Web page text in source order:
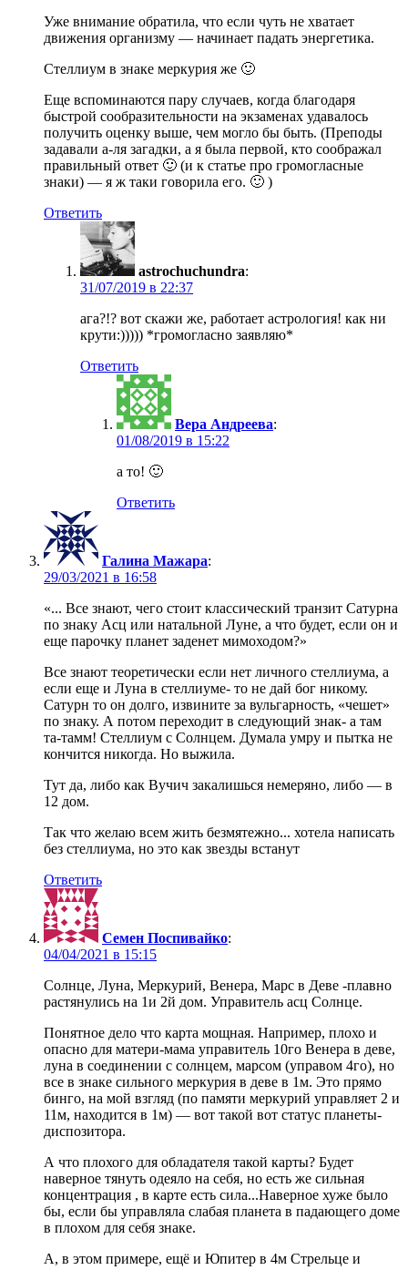
Уже внимание обратила, что если чуть не хватает
движения организму — начинает падать энергетика.
Стеллиум в знаке меркурия же 🙂
Еще вспоминаются пару случаев, когда благодаря
быстрой сообразительности на экзаменах удавалось
получить оценку выше, чем могло бы быть. (Преподы
задавали а-ля загадки, а я была первой, кто соображал
правильный ответ 🙂 (и к статье про громогласные
знаки) — я ж таки говорила его. 🙂 )
Ответить
astrochuchundra:
в
ага?!? вот скажи же, работает астрология! как ни
крути:))))) *громогласно заявляю*
Ответить
Вера Андреева:
в
а то! 🙂
Ответить
Галина Мажара:
в
«... Все знают, чего стоит классический транзит Сатурна
по знаку Асц или натальной Луне, а что будет, если он и
еще парочку планет заденет мимоходом?»
Все знают теоретически если нет личного стеллиума, а
если еще и Луна в стеллиуме- то не дай бог никому.
Сатурн то он долго, извините за вульгарность, «чешет»
по знаку. А потом переходит в следующий знак- а там
та-тамм! Стеллиум с Солнцем. Думала умру и пытка не
кончится никогда. Но выжила.
Тут да, либо как Вучич закалишься немеряно, либо — в
12 дом.
Так что желаю всем жить безмятежно... хотела написать
без стеллиума, но это как звезды встанут
Ответить
Семен Поспивайко:
в
Солнце, Луна, Меркурий, Венера, Марс в Деве -плавно
растянулись на 1и 2й дом. Управитель асц Солнце.
Понятное дело что карта мощная. Например, плохо и
опасно для матери-мама управитель 10го Венера в деве,
луна в соединении с солнцем, марсом (управом 4го), но
все в знаке сильного меркурия в деве в 1м. Это прямо
бинго, на мой взгляд (по памяти меркурий управляет 2 и
11м, находится в 1м) — вот такой вот статус планеты-
диспозитора.
А что плохого для обладателя такой карты? Будет
наверное тянуть одеяло на себя, но есть же сильная
концентрация , в карте есть сила...Наверное хуже было
бы, если бы управляла слабая планета в падающего доме
в плохом для себя знаке.
А, в этом примере, ещё и Юпитер в 4м Стрельце и